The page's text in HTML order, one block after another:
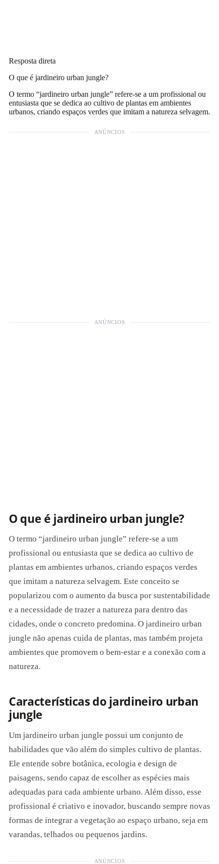
Resposta direta
O que é jardineiro urban jungle?
O termo “jardineiro urban jungle” refere-se a um profissional ou
entusiasta que se dedica ao cultivo de plantas em ambientes
urbanos, criando espaços verdes que imitam a natureza selvagem.
ANÚNCIOS
ANÚNCIOS
O que é jardineiro urban jungle?
O termo “jardineiro urban jungle” refere-se a um
profissional ou entusiasta que se dedica ao cultivo de
plantas em ambientes urbanos, criando espaços verdes
que imitam a natureza selvagem. Este conceito se
popularizou com o aumento da busca por sustentabilidade
e a necessidade de trazer a natureza para dentro das
cidades, onde o concreto predomina. O jardineiro urban
jungle não apenas cuida de plantas, mas também projeta
ambientes que promovem o bem-estar e a conexão com a
natureza.
Características do jardineiro urban
jungle
Um jardineiro urban jungle possui um conjunto de
habilidades que vão além do simples cultivo de plantas.
Ele entende sobre botânica, ecologia e design de
paisagens, sendo capaz de escolher as espécies mais
adequadas para cada ambiente urbano. Além disso, esse
profissional é criativo e inovador, buscando sempre novas
formas de integrar a vegetação ao espaço urbano, seja em
varandas, telhados ou pequenos jardins.
ANÚNCIOS